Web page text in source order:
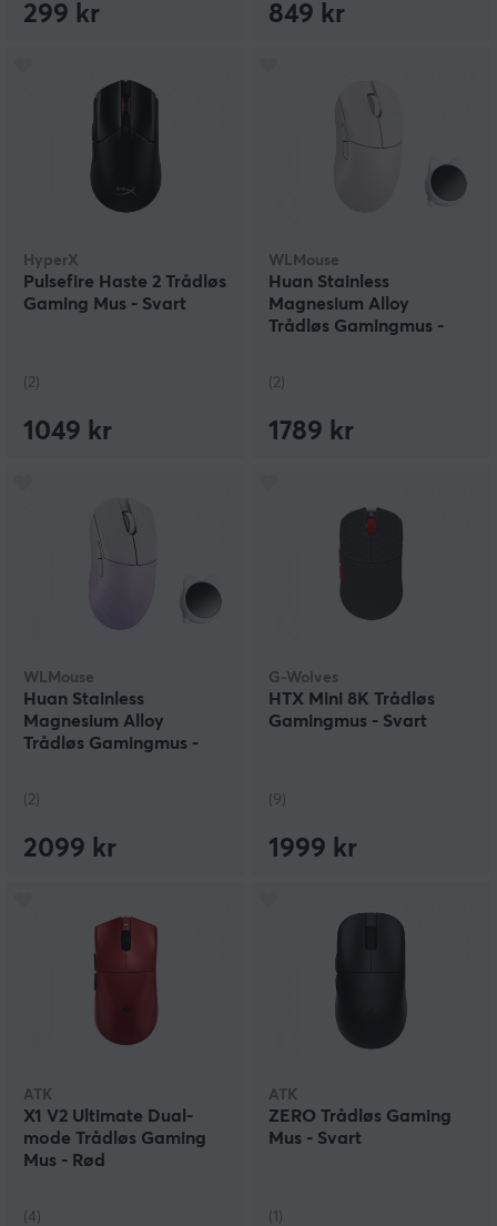
299 kr 849 kr
HyperX
Pulsefire Haste 2 Trådløs
Gaming Mus - Svart
(2)
1049 kr
WLMouse
Huan Stainless
Magnesium Alloy
Trådløs Gamingmus -
(2)
1789 kr
WLMouse
Huan Stainless
Magnesium Alloy
Trådløs Gamingmus -
(2)
2099 kr
G-Wolves
HTX Mini 8K Trådløs
Gamingmus - Svart
(9)
1999 kr
ATK
X1 V2 Ultimate Dual-
mode Trådløs Gaming
Mus - Rød
(4)
ATK
ZERO Trådløs Gaming
Mus - Svart
(1)